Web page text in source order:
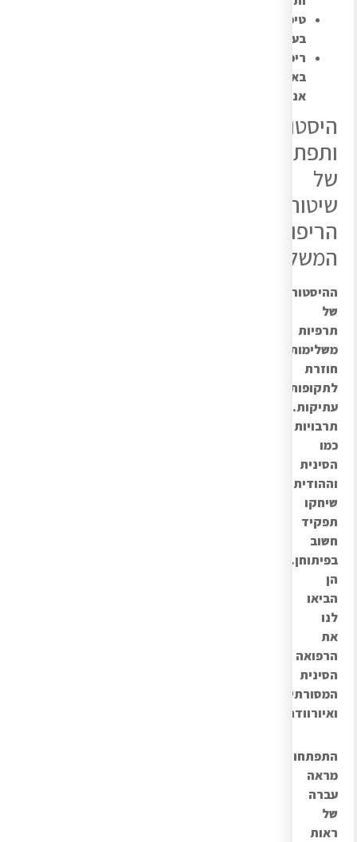
טיפול
בעיסוי
ריפוי
באמצעות
אנרגיה
היסטוריה
ותפתחות
של
שיטות
הריפוי
המשלימות
ההיסטוריה
של
תרפיות
משלימות
חוזרת
לתקופות
עתיקות.
תרבויות
כמו
הסינית
וההודית
שיחקו
תפקיד
חשוב
בפיתוחן.
הן
הביאו
לנו
את
הרפואה
הסינית
המסורתית
ואיורוודה.
התפתחות
מראה
עברה
של
ראות